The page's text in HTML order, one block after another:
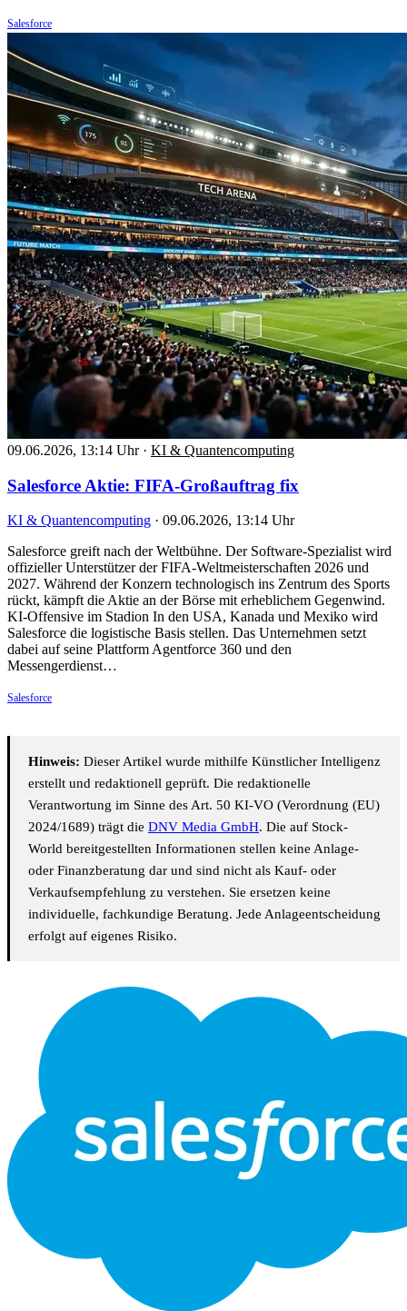
Salesforce
09.06.2026, 13:14 Uhr · KI & Quantencomputing
Salesforce Aktie: FIFA-Großauftrag fix
KI & Quantencomputing · 09.06.2026, 13:14 Uhr
Salesforce greift nach der Weltbühne. Der Software-Spezialist wird
offizieller Unterstützer der FIFA-Weltmeisterschaften 2026 und
2027. Während der Konzern technologisch ins Zentrum des Sports
rückt, kämpft die Aktie an der Börse mit erheblichem Gegenwind.
KI-Offensive im Stadion In den USA, Kanada und Mexiko wird
Salesforce die logistische Basis stellen. Das Unternehmen setzt
dabei auf seine Plattform Agentforce 360 und den
Messengerdienst…
Salesforce
Hinweis: Dieser Artikel wurde mithilfe Künstlicher Intelligenz
erstellt und redaktionell geprüft. Die redaktionelle
Verantwortung im Sinne des Art. 50 KI-VO (Verordnung (EU)
2024/1689) trägt die DNV Media GmbH. Die auf Stock-
World bereitgestellten Informationen stellen keine Anlage-
oder Finanzberatung dar und sind nicht als Kauf- oder
Verkaufsempfehlung zu verstehen. Sie ersetzen keine
individuelle, fachkundige Beratung. Jede Anlageentscheidung
erfolgt auf eigenes Risiko.